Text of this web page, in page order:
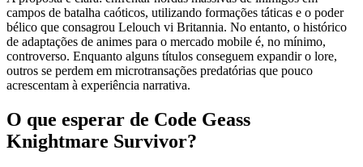
campos de batalha caóticos, utilizando formações táticas e o poder
bélico que consagrou Lelouch vi Britannia. No entanto, o histórico
de adaptações de animes para o mercado mobile é, no mínimo,
controverso. Enquanto alguns títulos conseguem expandir o lore,
outros se perdem em microtransações predatórias que pouco
acrescentam à experiência narrativa.
O que esperar de Code Geass
Knightmare Survivor?